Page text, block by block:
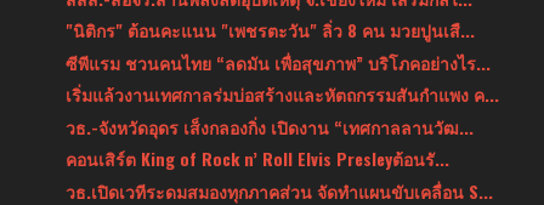
"นิติกร" ต้อนคะแนน "เพชรตะวัน" ลิ่ว 8 คน มวยปูนเสื...
ซีพีแรม ชวนคนไทย “ลดมัน เพื่อสุขภาพ” บริโภคอย่างไร...
เริ่มแล้วงานเทศกาลร่มบ่อสร้างและหัตถกรรมสันกำแพง ค...
วธ.-จังหวัดอุดร เส็งกลองกิ่ง เปิดงาน “เทศกาลลานวัฒ...
คอนเสิร์ต King of Rock n’ Roll Elvis Presleyต้อนรั...
วธ.เปิดเวทีระดมสมองทุกภาคส่วน จัดทำแผนขับเคลื่อน S...